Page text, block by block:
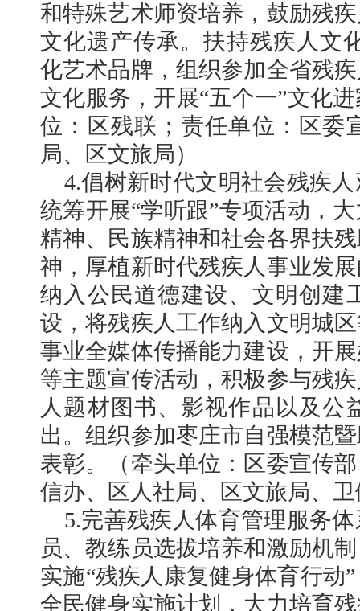
和特殊艺术师资培养，鼓励残
文化遗产传承。扶持残疾人文
化艺术品牌，组织参加全省残
文化服务，开展“五个一”文化
位：区残联；责任单位：区委
局、区文旅局）
4.倡树新时代文明社会残疾
统筹开展“学听跟”专项活动，
精神、民族精神和社会各界扶
神，厚植新时代残疾人事业发
纳入公民道德建设、文明创建
设，将残疾人工作纳入文明城
事业全媒体传播能力建设，开
等主题宣传活动，积极参与残
人题材图书、影视作品以及公
出。组织参加枣庄市自强模范
表彰。（牵头单位：区委宣传
信办、区人社局、区文旅局、
5.完善残疾人体育管理服务
员、教练员选拔培养和激励机
实施“残疾人康复健身体育行动
全民健身实施计划，大力培育